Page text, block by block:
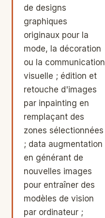
de designs
graphiques
originaux pour la
mode, la décoration
ou la communication
visuelle ; édition et
retouche d'images
par inpainting en
remplaçant des
zones sélectionnées
; data augmentation
en générant de
nouvelles images
pour entraîner des
modèles de vision
par ordinateur ;